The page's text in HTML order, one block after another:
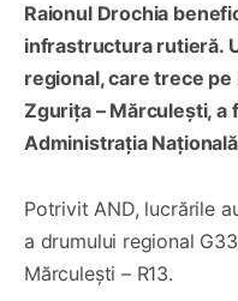
Raionul Drochia
infrastructura rutieră.
regional, care trece pe
Zgurița – Mărculești, a
Administrația
Potrivit AND, lucrările
a drumului regional
Mărculești – R13.